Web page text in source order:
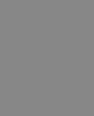
zilver
is: